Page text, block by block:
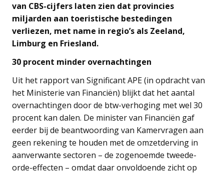
van CBS-cijfers laten zien dat provincies
miljarden aan toeristische bestedingen
verliezen, met name in regio’s als Zeeland,
Limburg en Friesland.
30 procent minder overnachtingen
Uit het rapport van Significant APE (in opdracht van
het Ministerie van Financiën) blijkt dat het aantal
overnachtingen door de btw-verhoging met wel 30
procent kan dalen. De minister van Financiën gaf
eerder bij de beantwoording van Kamervragen aan
geen rekening te houden met de omzetderving in
aanverwante sectoren – de zogenoemde tweede-
orde-effecten – omdat daar onvoldoende zicht op